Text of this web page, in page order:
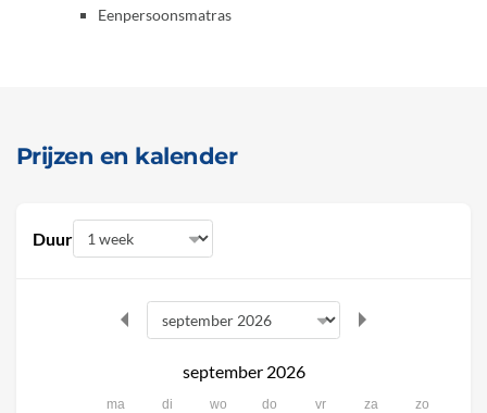
Eenpersoonsmatras
Prijzen en kalender
Duur
september 2026
ma di wo do vr za zo